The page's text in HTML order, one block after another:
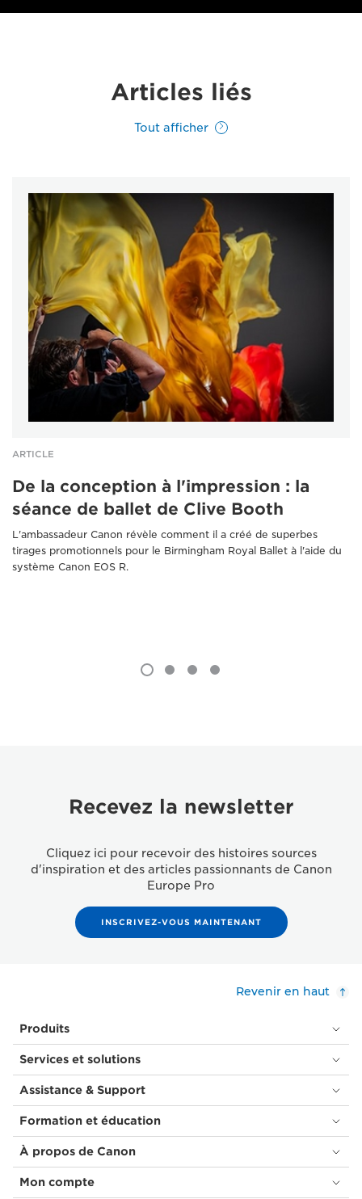
Articles liés
Tout afficher
ARTICLE
De la conception à l'impression : la
séance de ballet de Clive Booth
L'ambassadeur Canon révèle comment il a créé de superbes
tirages promotionnels pour le Birmingham Royal Ballet à l'aide du
système Canon EOS R.
Recevez la newsletter
Cliquez ici pour recevoir des histoires sources
d'inspiration et des articles passionnants de Canon
Europe Pro
INSCRIVEZ-VOUS MAINTENANT
Revenir en haut
Produits
Services et solutions
Assistance & Support
Formation et éducation
À propos de Canon
Mon compte